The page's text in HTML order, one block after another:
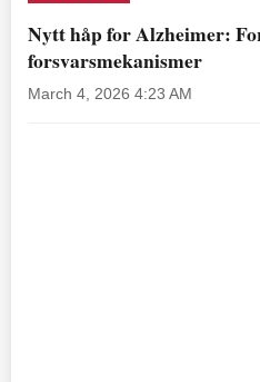
Nytt håp for Alzheimer:
forsvarsmekanismer
March 4, 2026 4:23 AM